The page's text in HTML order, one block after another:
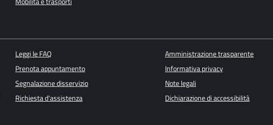
Leggi le FAQ
Prenota appuntamento
Segnalazione disservizio
Richiesta d'assistenza
Amministrazione trasparente
Informativa privacy
Note legali
Dichiarazione di accessibilità